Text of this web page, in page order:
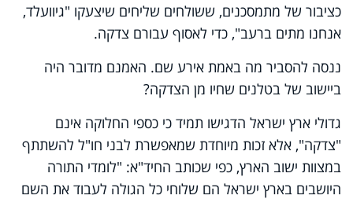
כציבור של מתמסכנים, ששולחים שליחים שיצעקו "גיוועלד,
אנחנו מתים ברעב", כדי לאסוף עבורם צדקה.
ננסה להסביר מה באמת אירע שם. האמנם מדובר היה
ביישוב של בטלנים שחיו מן הצדקה?
גדולי ארץ ישראל הדגישו תמיד כי כספי החלוקה אינם
"צדקה", אלא זכות מיוחדת שמאפשרת לבני חו"ל להשתתף
במצוות ישוב הארץ, כפי שכותב החיד"א: "לומדי התורה
היושבים בארץ ישראל הם שלוחי כל הגולה לעבוד את השם